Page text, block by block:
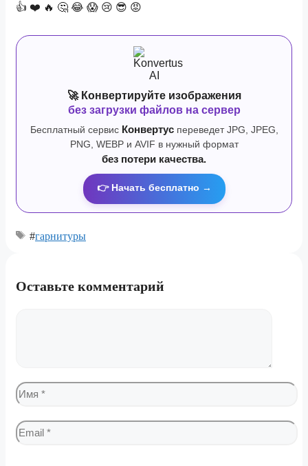
👍 ❤️ 🔥 🤔 😂 😱 😢 😎 😡
🚀 Конвертируйте изображения
без загрузки файлов на сервер
Бесплатный сервис Конвертуспереведет JPG, JPEG,
PNG, WEBP и AVIF в нужный формат
без потери качества.
👉 Начать бесплатно →
#гарнитуры
Оставьте комментарий
Имя
Email